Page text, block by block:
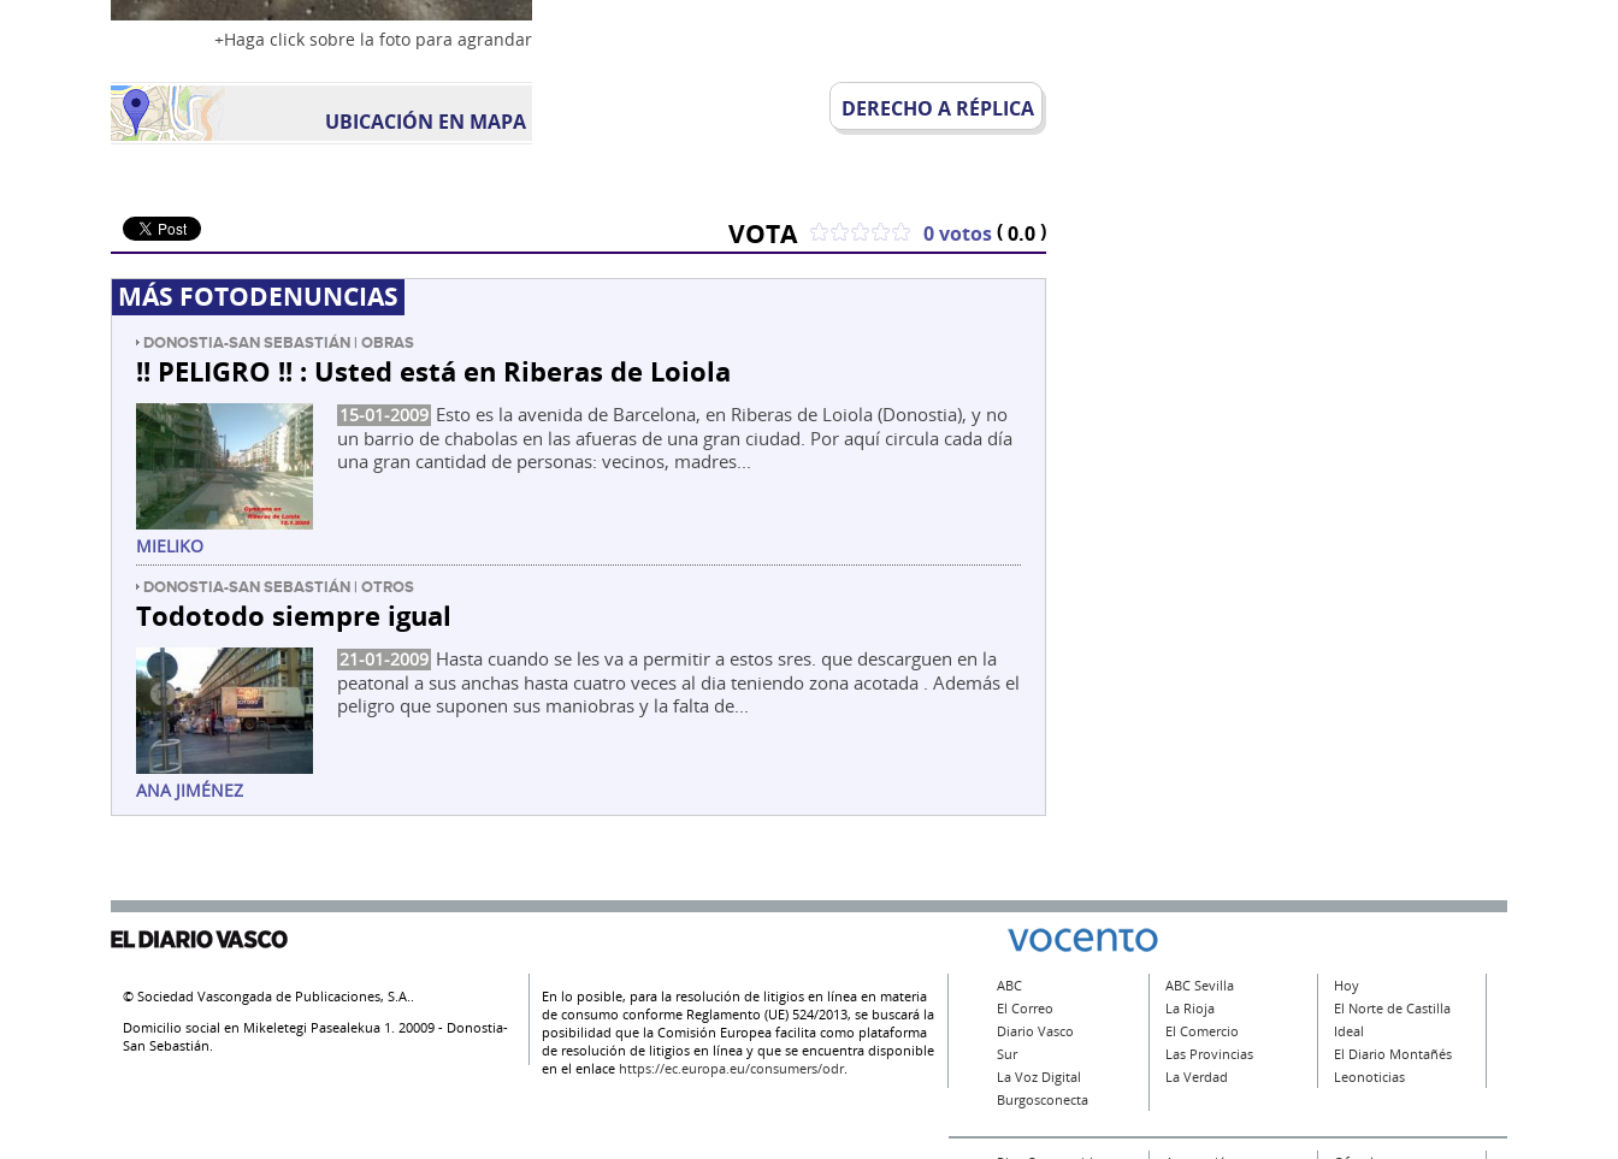
Haga click sobre la foto para agrandar
UBICACIÓN EN MAPA DERECHO A RÉPLICA
VOTA 0 votos(0.0)
MÁS FOTODENUNCIAS
DONOSTIA-SAN SEBASTIÁN | OBRAS
!! PELIGRO !! : Usted está en Riberas de Loiola
15-01-2009 Esto es la avenida de Barcelona, en Riberas de Loiola (Donostia), y no
un barrio de chabolas en las afueras de una gran ciudad. Por aquí circula cada día
una gran cantidad de personas: vecinos, madres...
MIELIKO
DONOSTIA-SAN SEBASTIÁN | OTROS
Todotodo siempre igual
21-01-2009 Hasta cuando se les va a permitir a estos sres. que descarguen en la
peatonal a sus anchas hasta cuatro veces al dia teniendo zona acotada . Además el
peligro que suponen sus maniobras y la falta de...
ANA JIMÉNEZ
© Sociedad Vascongada de Publicaciones, S.A..
Domicilio social en Mikeletegi Pasealekua 1. 20009 - Donostia-
San Sebastián.
En lo posible, para la resolución de litigios en línea en materia
de consumo conforme Reglamento (UE) 524/2013, se buscará la
posibilidad que la Comisión Europea facilita como plataforma
de resolución de litigios en línea y que se encuentra disponible
en el enlace https://ec.europa.eu/consumers/odr.
ABC ABC Sevilla
Hoy
El Correo
La Rioja
El Norte de Castilla
Diario Vasco
El Comercio
Ideal
Sur
Las Provincias
El Diario Montañés
La Voz Digital
La Verdad
Leonoticias
Burgosconecta